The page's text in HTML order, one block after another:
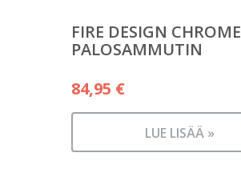
FIRE DESIGN CHROME
PALOSAMMUTIN
84,95 €
LUE LISÄÄ »